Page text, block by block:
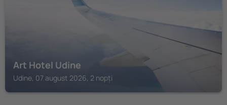
Art Hotel Udine
Udine, 07 august 2026, 2 nopți